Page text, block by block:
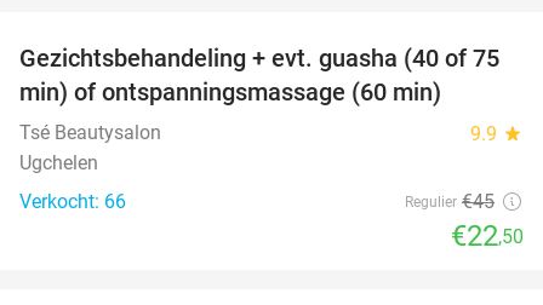
50%
OUT
Gezichtsbehandeling + evt. guasha (40 of 75
min) of ontspanningsmassage (60 min)
Tsé Beautysalon 9.9 star
Ugchelen
Verkocht: 66
Regulier €45
€22,50